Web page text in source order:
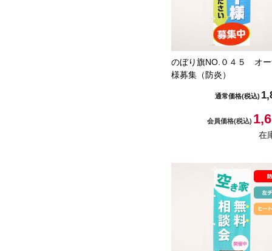
のぼり旗NO.０４５ オ
様募集（防炎）
通常価格(税込)
会員価格(税込)
在